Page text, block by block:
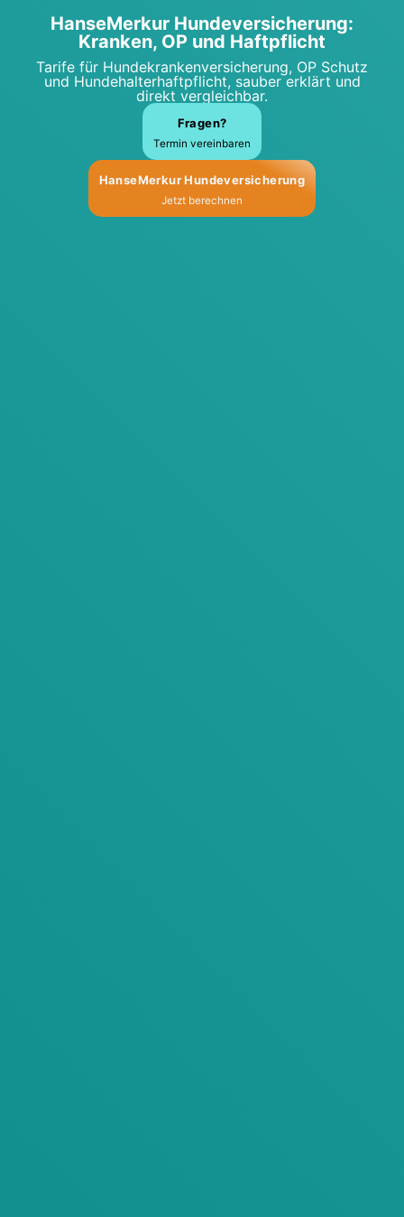
Han­se­Mer­kur Hun­de­ver­si­che­rung:
Kran­ken, OP und Haft­pflicht
Tari­fe für Hun­de­kran­ken­ver­si­che­rung, OP Schutz
und Hun­de­hal­ter­haft­pflicht, sau­ber erklärt und
direkt ver­gleich­bar.
Fra­gen?
Ter­min ver­ein­ba­ren
Han­se­Mer­kur Hun­de­ver­si­che­rung
Jetzt berech­nen